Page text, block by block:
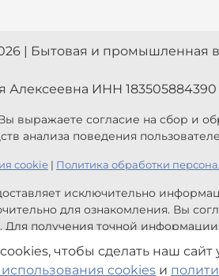
| Бытовая и промышленная
Алексеевна ИНН
Вы выражаете согласие на сбор и
анализа поведения
cookie | Политика обработки
исключительно
для ознакомления. Вы
получения точной информации
приведены как справочная
чтобы сделать наш
cookies и